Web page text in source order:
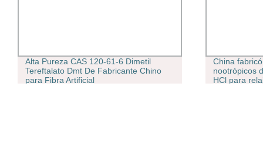
China fabricó polvo crudo de
nootrópicos de alta calidad Phenibut
HCl para relajar el estado de ánimo,
Alta
Methyl-3-